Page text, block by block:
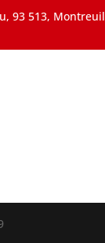
93 513, Montreuil